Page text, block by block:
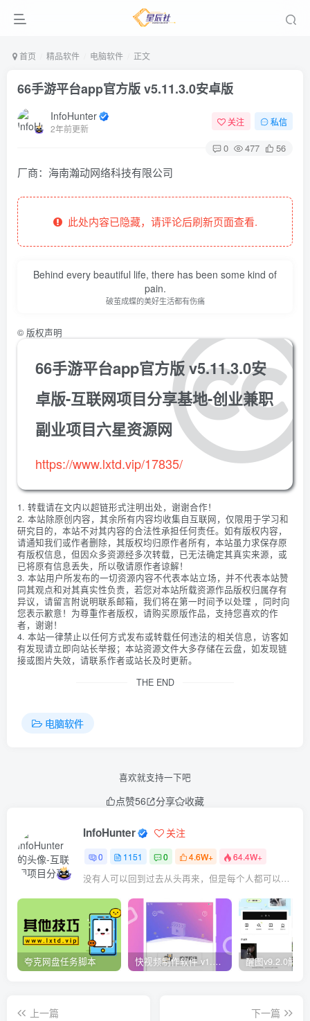
首页 精品软件 电脑软件 正文
66手游平台app官方版 v5.11.3.0安卓版
InfoHunter
2年前更新
关注 私信
0 477 56
厂商： 海南瀚动网络科技有限公司
此处内容已隐藏，请评论后刷新页面查看.
Behind every beautiful life, there has been some kind of
pain.
破茧成蝶的美好生活都有伤痛
© 版权声明
66手游平台app官方版 v5.11.3.0安
卓版-互联网项目分享基地-创业兼职
副业项目六星资源网
https://www.lxtd.vip/17835/
1. 转载请在文内以超链形式注明出处，谢谢合作！
2. 本站除原创内容，其余所有内容均收集自互联网，仅限用于学习和
研究目的，本站不对其内容的合法性承担任何责任。如有版权内容，
请通知我们或作者删除，其版权均归原作者所有，本站虽力求保存原
有版权信息，但因众多资源经多次转载，已无法确定其真实来源，或
已将原有信息丢失，所以敬请原作者谅解！
3. 本站用户所发布的一切资源内容不代表本站立场，并不代表本站赞
同其观点和对其真实性负责，若您对本站所载资源作品版权归属存有
异议，请留言附说明联系邮箱，我们将在第一时间予以处理 ，同时向
您表示歉意！为尊重作者版权，请购买原版作品，支持您喜欢的作
者，谢谢！
4. 本站一律禁止以任何方式发布或转载任何违法的相关信息，访客如
有发现请立即向站长举报；本站资源文件大多存储在云盘，如发现链
接或图片失效，请联系作者或站长及时更新。
THE END
电脑软件
喜欢就支持一下吧
点赞56 分享 收藏
InfoHunter 关注
0 1151 0 4.6W+ 64.4W+
没有人可以回到过去从头再来，但是每个人都可以从今天开始，创造一个全新的结局
夸克网盘任务脚本 快视频制作软件 v1.1.1安卓版
上一篇
下一篇